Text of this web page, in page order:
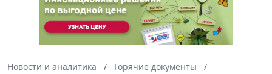
Новости и аналитика
Горячие документы